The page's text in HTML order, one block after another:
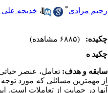
رحیم مرادی* ، خدیجه علی
چکیده:
(۶۸۸۵ مشاهده)
چکید ه
سابقه و هدف:تعامل، عنصر
از مهمترین مسائلی که مورد
آنها در حمایت از تعاملات است.